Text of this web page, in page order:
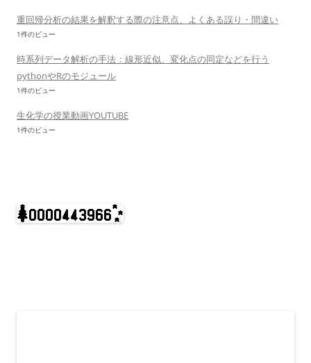
重回帰分析の結果を解釈する際の注意点、よくある誤り・間違い
1件のビュー
時系列データ解析の手法：線形近似、変化点の同定などを行う
pythonやRのモジュール
1件のビュー
生化学の授業動画YOUTUBE
1件のビュー